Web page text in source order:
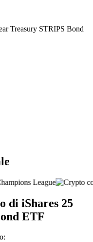
Treasury STRIPS Bond
di iShares 25
ETF